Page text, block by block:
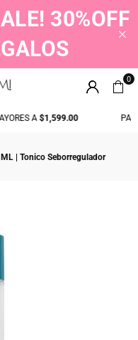
30%OFF
0
CON KUESKI Y APLAZO
ML | Tonico Seborregulador